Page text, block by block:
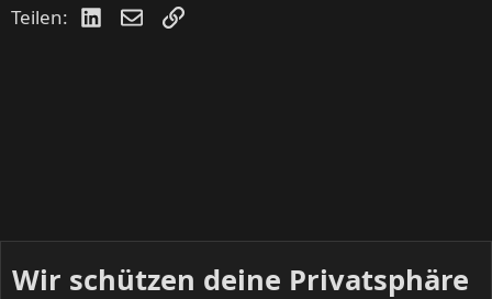
Teilen: LinkedIn
E-MailLink
Wir schützen deine Privatsphäre